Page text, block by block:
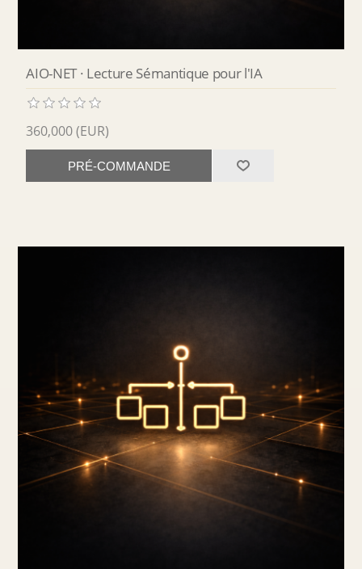
AIO-NET · Lecture Sémantique pour l'IA
360,000 (EUR)
PRÉ-COMMANDE